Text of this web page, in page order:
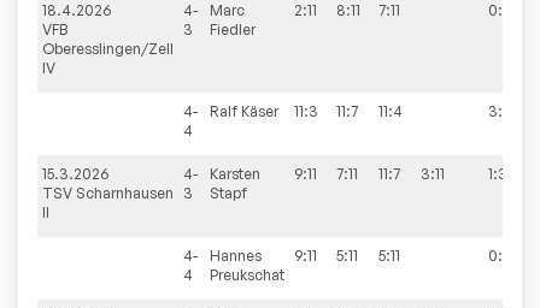
18.4.2026
VFB
Oberesslingen/Zell
IV
4-
3
Marc
Fiedler
2:11 8:11 7:11 0:3
4-
4
Ralf Käser 11:3 11:7 11:4 3:0
15.3.2026
TSV Scharnhausen
II
4-
3
Karsten
Stapf
9:11 7:11 11:7 3:11 1:3
4-
4
Hannes
Preukschat
9:11 5:11 5:11 0:3